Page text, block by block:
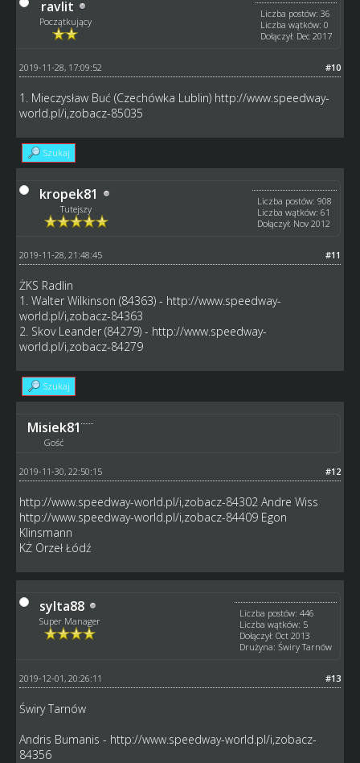
ravlit
Początkujący
Liczba postów: 36
Liczba wątków: 0
Dołączył: Dec 2017
#10
2019-11-28, 17:09:52
1. Mieczysław Buć (Czechówka Lublin) http://www.speedway-
world.pl/i,zobacz-85035
Szukaj
kropek81
Tutejszy
Liczba postów: 908
Liczba wątków: 61
Dołączył: Nov 2012
#11
2019-11-28, 21:48:45
ŻKS Radlin
1. Walter Wilkinson (84363) - http://www.speedway-
world.pl/i,zobacz-84363
2. Skov Leander (84279) - http://www.speedway-
world.pl/i,zobacz-84279
Szukaj
Misiek81
Gość
#12
2019-11-30, 22:50:15
http://www.speedway-world.pl/i,zobacz-84302 Andre Wiss
http://www.speedway-world.pl/i,zobacz-84409Egon
Klinsmann
KŻ Orzeł Łódź
sylta88
Super Manager
Liczba postów: 446
Liczba wątków: 5
Dołączył: Oct 2013
Drużyna: Świry Tarnów
#13
2019-12-01, 20:26:11
Świry Tarnów
Andris Bumanis - http://www.speedway-world.pl/i,zobacz-
84356